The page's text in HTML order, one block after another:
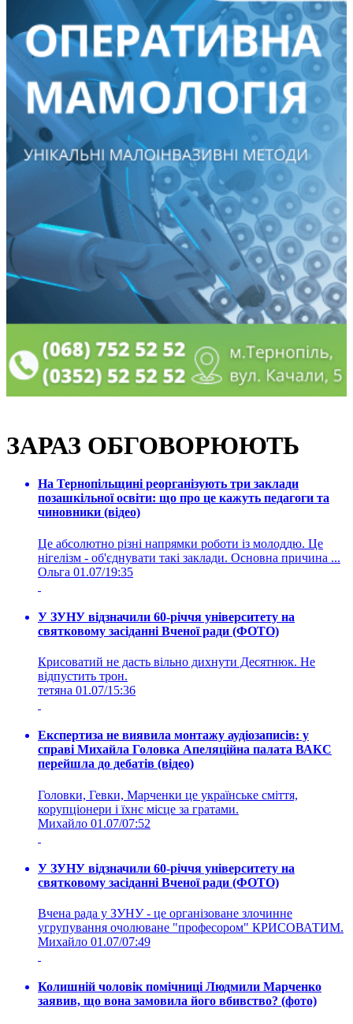
ЗАРАЗ ОБГОВОРЮЮТЬ
На Тернопільщині реорганізують три заклади
позашкільної освіти: що про це кажуть педагоги та
чиновники (відео)
Це абсолютно різні напрямки роботи із молоддю. Це
нігелізм - об'єднувати такі заклади. Основна причина ...
Ольга 01.07/19:35
У ЗУНУ відзначили 60-річчя університету на
святковому засіданні Вченої ради (ФОТО)
Крисоватий не дасть вільно дихнути Десятнюк. Не
відпустить трон.
тетяна 01.07/15:36
Експертиза не виявила монтажу аудіозаписів: у
справі Михайла Головка Апеляційна палата ВАКС
перейшла до дебатів (відео)
Головки, Гевки, Марченки це українське сміття,
корупціонери і їхнє місце за гратами.
Михайло 01.07/07:52
У ЗУНУ відзначили 60-річчя університету на
святковому засіданні Вченої ради (ФОТО)
Вчена рада у ЗУНУ - це організоване злочинне
угрупування очолюване "професором" КРИСОВАТИМ.
Михайло 01.07/07:49
Колишній чоловік помічниці Людмили Марченко
заявив, що вона замовила його вбивство? (фото)